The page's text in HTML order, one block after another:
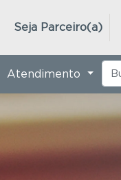
Seja Parceiro(a)
Atendimento